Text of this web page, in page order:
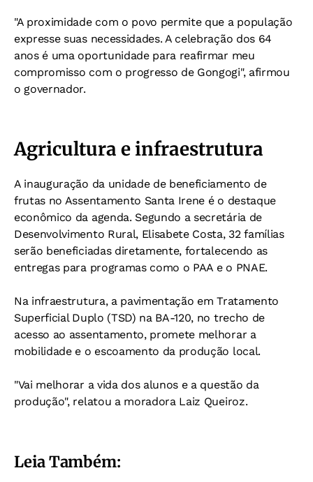
"A proximidade com o povo permite que a população
expresse suas necessidades. A celebração dos 64
anos é uma oportunidade para reafirmar meu
compromisso com o progresso de Gongogi", afirmou
o governador.
Agricultura e infraestrutura
A inauguração da unidade de beneficiamento de
frutas no Assentamento Santa Irene é o destaque
econômico da agenda. Segundo a secretária de
Desenvolvimento Rural, Elisabete Costa, 32 famílias
serão beneficiadas diretamente, fortalecendo as
entregas para programas como o PAA e o PNAE.
Na infraestrutura, a pavimentação em Tratamento
Superficial Duplo (TSD) na BA-120, no trecho de
acesso ao assentamento, promete melhorar a
mobilidade e o escoamento da produção local.
"Vai melhorar a vida dos alunos e a questão da
produção", relatou a moradora Laiz Queiroz.
Leia Também: